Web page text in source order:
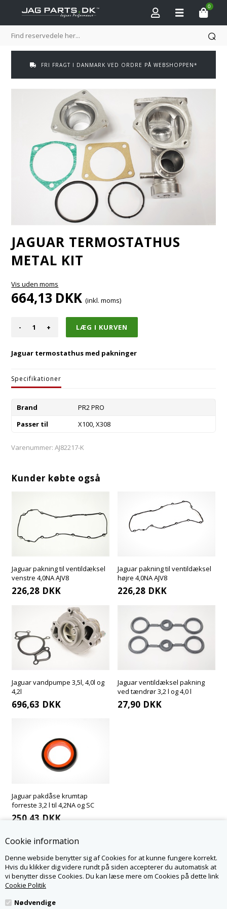
Cookie information
Denne webside benytter sig af Cookies for at kunne fungere korrekt.
Hvis du klikker dig videre rundt på siden accepterer du automatisk at
vi benytter disse Cookies. Du kan læse mere om Cookies på dette link
Cookie Politik
Nødvendige
0
FRI FRAGT I DANMARK VED ORDRE PÅ WEBSHOPPEN*
JAGUAR TERMOSTATHUS
METAL KIT
Vis uden moms
664,13 DKK (inkl. moms)
- +
Jaguar termostathus med pakninger
Specifikationer
Brand
PR2 PRO
Passer til
X100, X308
Varenummer:AJ82217-K
Kunder købte også
Jaguar pakning til ventildæksel
venstre 4,0NA AJV8
226,28 DKK
Jaguar pakning til ventildæksel
højre 4,0NA AJV8
226,28 DKK
Jaguar vandpumpe 3,5l, 4,0l og
4,2l
696,63 DKK
Jaguar ventildæksel pakning
ved tændrør 3,2 l og 4,0 l
27,90 DKK
Jaguar pakdåse krumtap
forreste 3,2 l til 4,2NA og SC
250,43 DKK
KONTAKT OS
JAGPARTS.DK - LR PARTS DENMARK APS
NØRSKOVVEJ 1A
8660 SKANDERBORG
INFO@JAGPARTS.DK